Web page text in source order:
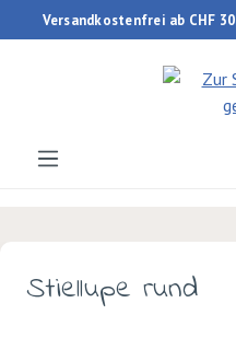
Zum Hauptinhalt springen
Versandkostenfrei ab CHF
Stiellupe rund